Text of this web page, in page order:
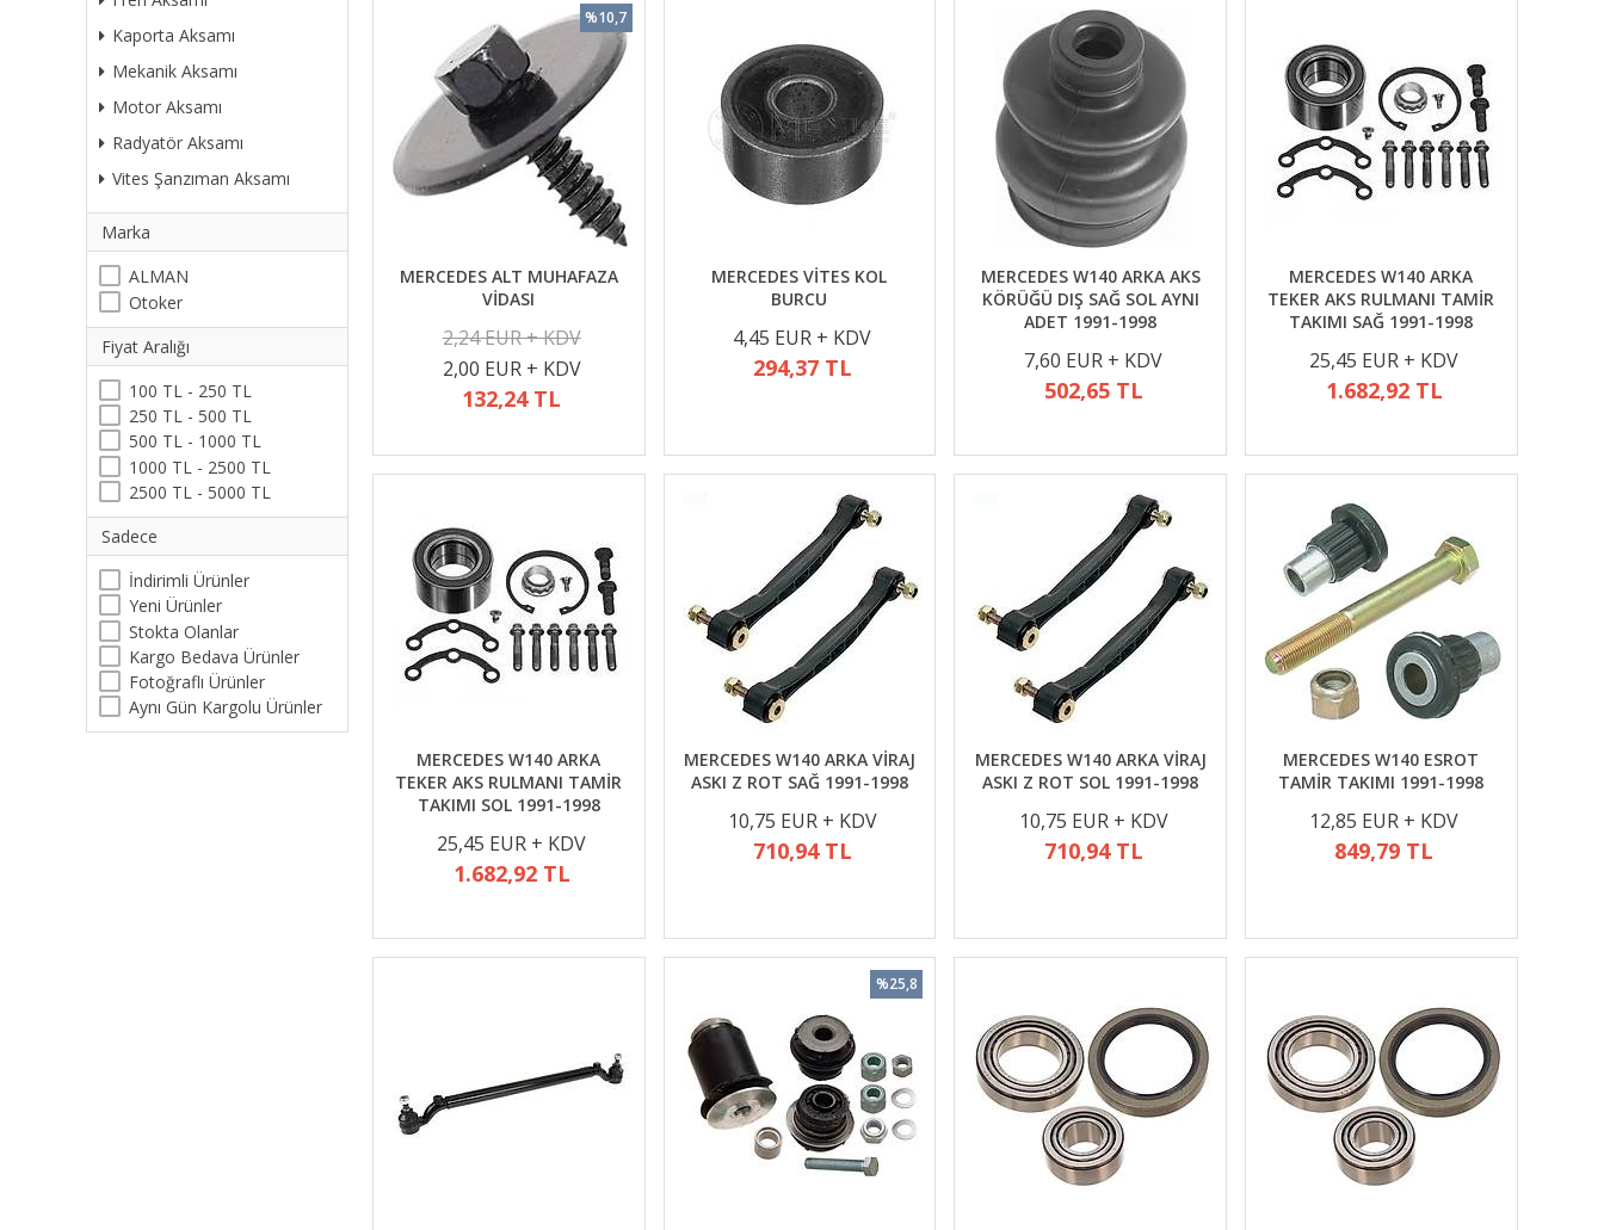
Kaporta Aksamı
Mekanik Aksamı
Motor Aksamı
Radyatör Aksamı
Vites Şanzıman Aksamı
Marka
ALMAN
Otoker
Fiyat Aralığı
100 TL - 250 TL
250 TL - 500 TL
500 TL - 1000 TL
1000 TL - 2500 TL
2500 TL - 5000 TL
Sadece
İndirimli Ürünler
Yeni Ürünler
Stokta Olanlar
Kargo Bedava Ürünler
Fotoğraflı Ürünler
Aynı Gün Kargolu Ürünler
MERCEDES ALT MUHAFAZA
VİDASI
2,24 EUR + KDV
2,00 EUR + KDV
132,24 TL
%10,7
MERCEDES VİTES KOL
BURCU
4,45 EUR + KDV
294,37 TL
MERCEDES W140 ARKA AKS
KÖRÜĞÜ DIŞ SAĞ SOL AYNI
ADET 1991-1998
7,60 EUR + KDV
502,65 TL
MERCEDES W140 ARKA
TEKER AKS RULMANI TAMİR
TAKIMI SAĞ 1991-1998
25,45 EUR + KDV
1.682,92 TL
MERCEDES W140 ARKA
TEKER AKS RULMANI TAMİR
TAKIMI SOL 1991-1998
25,45 EUR + KDV
1.682,92 TL
MERCEDES W140 ARKA VİRAJ
ASKI Z ROT SAĞ 1991-1998
10,75 EUR + KDV
710,94 TL
MERCEDES W140 ARKA VİRAJ
ASKI Z ROT SOL 1991-1998
10,75 EUR + KDV
710,94 TL
MERCEDES W140 ESROT
TAMİR TAKIMI 1991-1998
12,85 EUR + KDV
849,79 TL
%25,8